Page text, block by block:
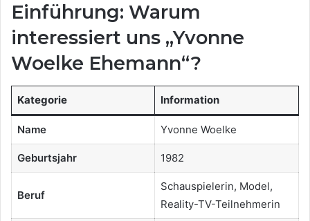
Einführung: Warum
interessiert uns „Yvonne
Woelke Ehemann“?
Kategorie Information
Name Yvonne Woelke
Geburtsjahr 1982
Beruf
Schauspielerin, Model,
Reality-TV-Teilnehmerin